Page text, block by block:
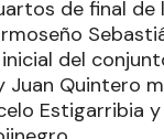
de final de
del
Juan Quintero
Estigarribia